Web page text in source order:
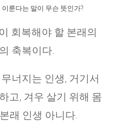
룬다는 말이 무슨 뜻인가?
회복해야 할 본래의
축복이다.
너지는 인생, 거기서
고, 겨우 살기 위해 몸
래 인생 아니다.